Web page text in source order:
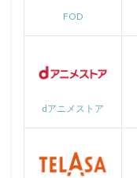
FOD
dアニメストア